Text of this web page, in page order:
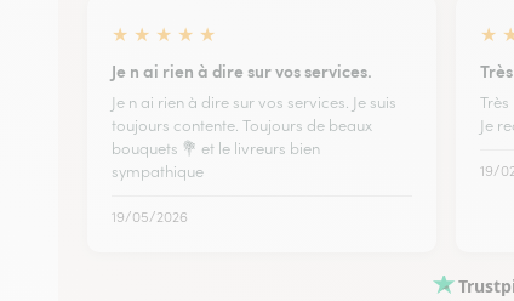
★ ★ ★ ★ ★
Je n ai rien à dire sur vos services.
Je n ai rien à dire sur vos services. Je suis
toujours contente. Toujours de beaux
bouquets 💐 et le livreurs bien
sympathique
19/05/2026
★
Je
19/